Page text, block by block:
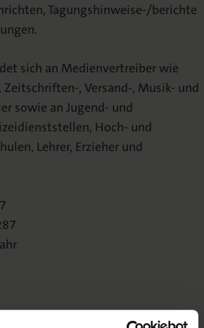
Tagungshinweise-/berichte
sich an Medienvertreiber wie
Zeitschriften-, Versand-, Musik- und
sowie an Jugend- und
Hoch- und
Lehrer, Erzieher und